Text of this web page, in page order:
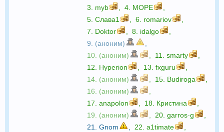
3. myb 4. МОРЕ
5. Слава1 6. romariov
7. Doktor 8. idalgo
9. (аноним)
10. (аноним)
11. smarty
12. Hyperion 13. fxguru
14. (аноним)
15. Budiroga
16. (аноним)
17. anapolon 18. Кристина
19. (аноним)
20. garros-g
21. Gnom 22. a1timate